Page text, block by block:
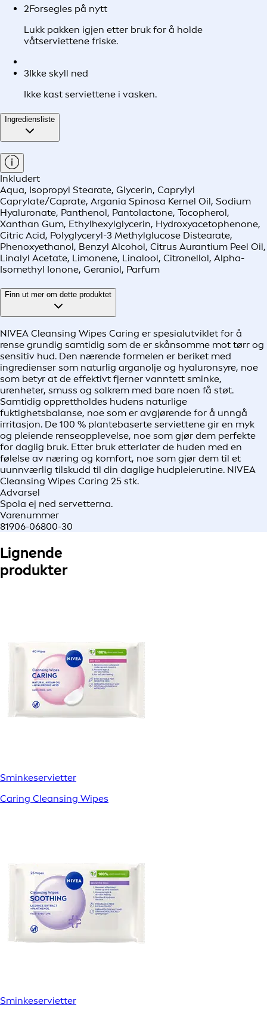
2Forsegles på nytt
Lukk pakken igjen etter bruk for å holde
våtserviettene friske.
3Ikke skyll ned
Ikke kast serviettene i vasken.
Ingrediensliste
Inkludert
Aqua, Isopropyl Stearate, Glycerin, Caprylyl
Caprylate/Caprate, Argania Spinosa Kernel Oil, Sodium
Hyaluronate, Panthenol, Pantolactone, Tocopherol,
Xanthan Gum, Ethylhexylglycerin, Hydroxyacetophenone,
Citric Acid, Polyglyceryl-3 Methylglucose Distearate,
Phenoxyethanol, Benzyl Alcohol, Citrus Aurantium Peel Oil,
Linalyl Acetate, Limonene, Linalool, Citronellol, Alpha-
Isomethyl Ionone, Geraniol, Parfum
Finn ut mer om dette produktet
NIVEA Cleansing Wipes Caring er spesialutviklet for å
rense grundig samtidig som de er skånsomme mot tørr og
sensitiv hud. Den nærende formelen er beriket med
ingredienser som naturlig arganolje og hyaluronsyre, noe
som betyr at de effektivt fjerner vanntett sminke,
urenheter, smuss og solkrem med bare noen få støt.
Samtidig opprettholdes hudens naturlige
fuktighetsbalanse, noe som er avgjørende for å unngå
irritasjon. De 100 % plantebaserte serviettene gir en myk
og pleiende renseopplevelse, noe som gjør dem perfekte
for daglig bruk. Etter bruk etterlater de huden med en
følelse av næring og komfort, noe som gjør dem til et
uunnværlig tilskudd til din daglige hudpleierutine. NIVEA
Cleansing Wipes Caring 25 stk.
Advarsel
Spola ej ned servetterna.
Varenummer
81906-06800-30
Lignende
produkter
Sminkeservietter
Caring Cleansing Wipes
Sminkeservietter